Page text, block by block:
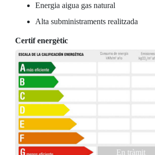
Energia aigua gas natural
Alta subministraments realitzada
Certif energètic
En tràmit